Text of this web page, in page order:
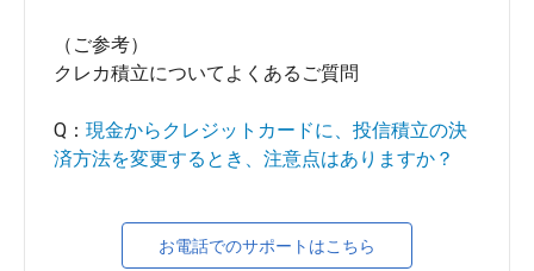
（ご参考）
クレカ積立についてよくあるご質問
Q： 現金からクレジットカードに、投信積立の決
済方法を変更するとき、注意点はありますか？
お電話でのサポートはこちら